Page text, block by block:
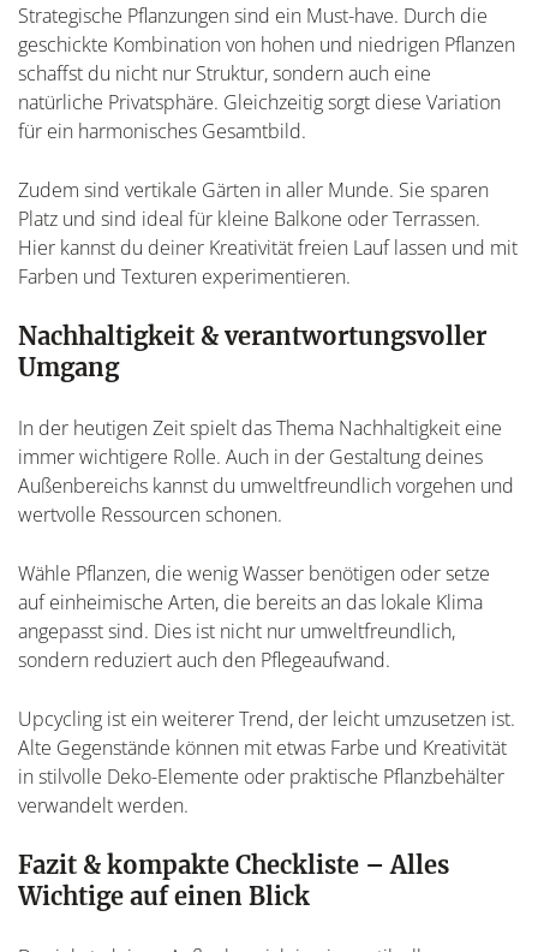
Strategische Pflanzungen sind ein Must-have. Durch die
geschickte Kombination von hohen und niedrigen Pflanzen
schaffst du nicht nur Struktur, sondern auch eine
natürliche Privatsphäre. Gleichzeitig sorgt diese Variation
für ein harmonisches Gesamtbild.
Zudem sind vertikale Gärten in aller Munde. Sie sparen
Platz und sind ideal für kleine Balkone oder Terrassen.
Hier kannst du deiner Kreativität freien Lauf lassen und mit
Farben und Texturen experimentieren.
Nachhaltigkeit & verantwortungsvoller
Umgang
In der heutigen Zeit spielt das Thema Nachhaltigkeit eine
immer wichtigere Rolle. Auch in der Gestaltung deines
Außenbereichs kannst du umweltfreundlich vorgehen und
wertvolle Ressourcen schonen.
Wähle Pflanzen, die wenig Wasser benötigen oder setze
auf einheimische Arten, die bereits an das lokale Klima
angepasst sind. Dies ist nicht nur umweltfreundlich,
sondern reduziert auch den Pflegeaufwand.
Upcycling ist ein weiterer Trend, der leicht umzusetzen ist.
Alte Gegenstände können mit etwas Farbe und Kreativität
in stilvolle Deko-Elemente oder praktische Pflanzbehälter
verwandelt werden.
Fazit & kompakte Checkliste – Alles
Wichtige auf einen Blick